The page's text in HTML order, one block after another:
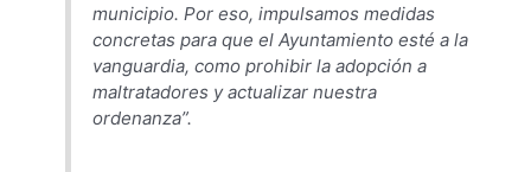
municipio. Por eso, impulsamos medidas
concretas para que el Ayuntamiento esté a la
vanguardia, como prohibir la adopción a
maltratadores y actualizar nuestra
ordenanza”.